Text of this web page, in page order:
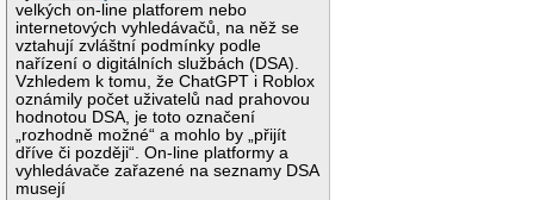
velkých on-line platforem nebo
internetových vyhledávačů, na něž se
vztahují zvláštní podmínky podle
nařízení o digitálních službách (DSA).
Vzhledem k tomu, že ChatGPT i Roblox
oznámily počet uživatelů nad prahovou
hodnotou DSA, je toto označení
„rozhodně možné“ a mohlo by „přijít
dříve či později“. On-line platformy a
vyhledávače zařazené na seznamy DSA
musejí